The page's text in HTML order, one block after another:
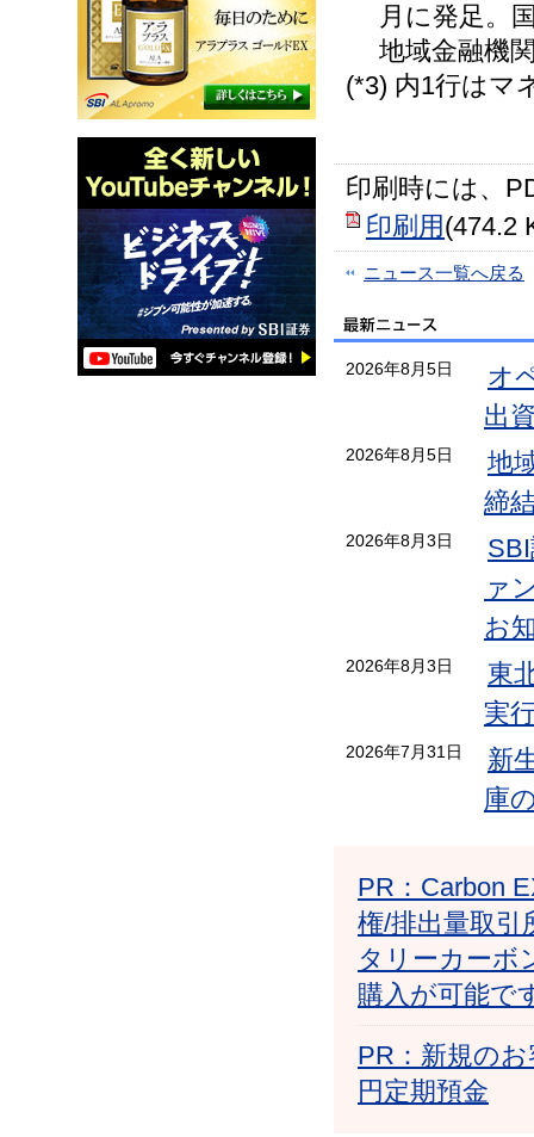
月に発足。
地域金融機
(*3) 内1行はマ
印刷時には、
印刷用 (474.2
ニュース一覧へ戻る
2026年8月5日
オ
出
2026年8月5日
地
締
2026年8月3日
ァ
お
2026年8月3日
東
実
2026年7月31日
新
庫
PR：Carbon
権/排出量取引
タリーカーボ
購入が可能で
PR：新規の
円定期預金